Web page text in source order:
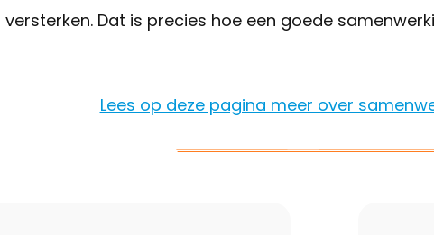
versterken. Dat is precies hoe een goede
Lees op deze pagina meer over